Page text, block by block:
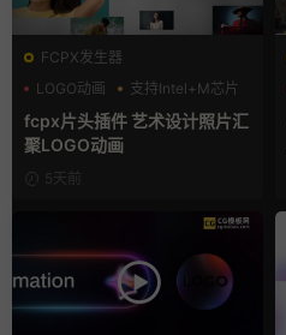
FCPX发生器
LOGO动画
支持Intel+M芯片
汇聚
fcpx片头插件 艺术设计照片汇
聚LOGO动画
5天前